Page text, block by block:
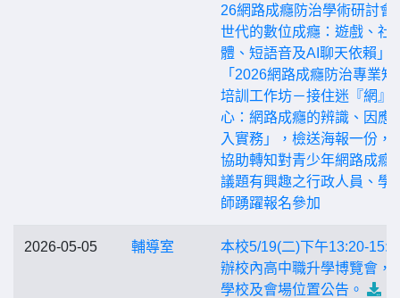
26網路成癮防治學術研討
世代的數位成癮：遊戲、社
體、短語音及AI聊天依賴」
「2026網路成癮防治專業知
培訓工作坊－接住迷『網』
心：網路成癮的辨識、因應
入實務」，檢送海報一份，
協助轉知對青少年網路成癮
議題有興趣之行政人員、學
師踴躍報名參加
2026-05-05 輔導室
本校5/19(二)下午13:20-
辦校內高中職升學博覽會，
學校及會場位置公告。